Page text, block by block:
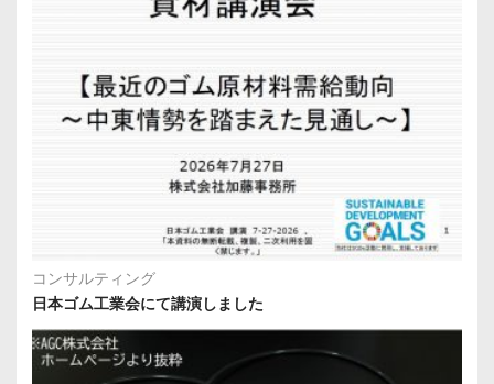
コンサルティング
日本ゴム工業会にて講演しました